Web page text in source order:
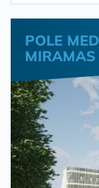
POLE
MIRAMAS